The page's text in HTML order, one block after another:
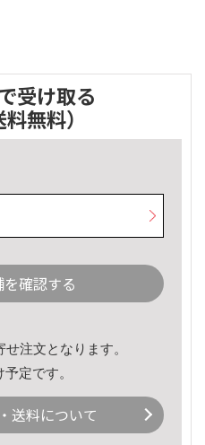
受け取る
料無料）
確認する
注文となります。
定です。
送料について